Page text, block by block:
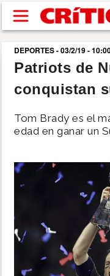
Pasar al contenido
buscar
SUCESOS
NACIONAL
DEPORTES
MUNDO
DEPORTES - 03/2/19 -
Patriots de
conquistan
Tom Brady es el
edad en ganar un